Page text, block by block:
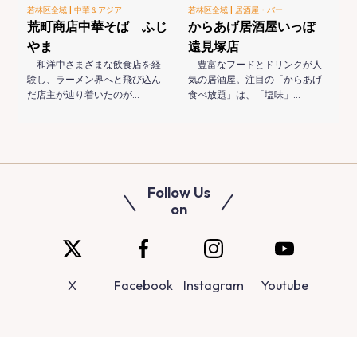
若林区全域 |中華＆アジア
荒町商店中華そば ふじ
やま
和洋中さまざまな飲食店を経
験し、ラーメン界へと飛び込ん
だ店主が辿り着いたのが…
若林区全域 | 居酒屋・バー
からあげ居酒屋いっぽ
遠見塚店
豊富なフードとドリンクが人
気の居酒屋。注目の「からあげ
食べ放題」は、「塩味」…
Follow Us
on
X Facebook Instagram Youtube